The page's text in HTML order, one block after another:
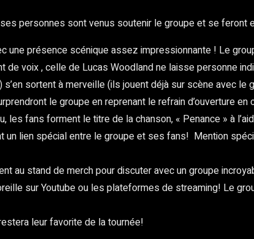
personnes sont venus soutenir le groupe et se feront
une présence scénique assez impressionnante ! Le
de voix , celle de Lucas Woodland ne laisse personne
sortent à merveille (ils jouent déjà sur scène avec le
le groupe en reprenant le refrain d’ouverture
fans forment le titre de la chanson, « Penance » à
lien spécial entre le groupe et ses fans! Mention
au stand de merch pour discuter avec un groupe
sur Youtube ou les plateformes de streaming! Le
leur favorite de la tournée!